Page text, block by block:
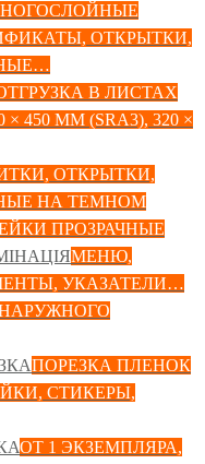
ОТКРЫТКИ,
В ЛИСТАХ
450 ММ (SRA3), 320 ×
ОТКРЫТКИ,
НА ТЕМНОМ
ПРОЗРАЧНЫЕ
МЕНЮ,
УКАЗАТЕЛИ…
ПОРЕЗКА ПЛЕНОК
СТИКЕРЫ,
ОТ 1 ЭКЗЕМПЛЯРА,